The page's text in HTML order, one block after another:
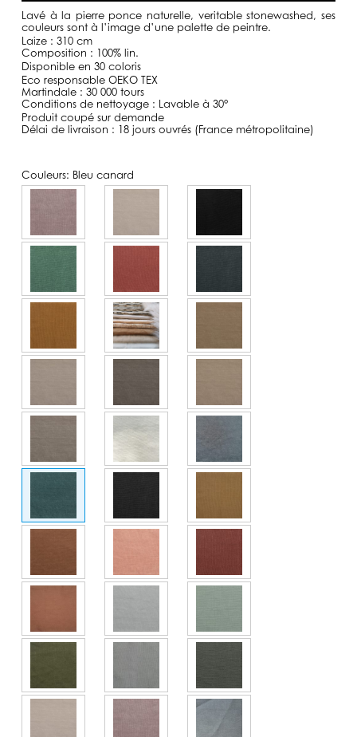
Lavéà la pierre ponce naturelle, veritablestonewashed, ses
couleurs sont à l’image d’une palette de peintre.
Laize : 310 cm
Composition : 100% lin.
Disponible en 30 coloris
Eco responsable OEKO TEX
Martindale : 30 000 tours
Conditions de nettoyage : Lavable à 30°
Produit coupé sur demande
Délai de livraison : 18 jours ouvrés (France métropolitaine)
Couleurs: Bleu canard